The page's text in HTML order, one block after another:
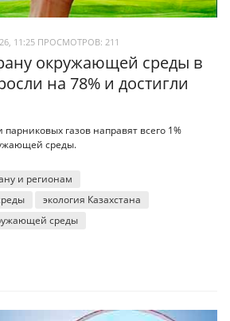
11:25 ПРОСМОТРОВ: 211
окружающей среды в
на 78% и достигли
газов направят всего 1%
среды.
и регионам
экология Казахстана
среды